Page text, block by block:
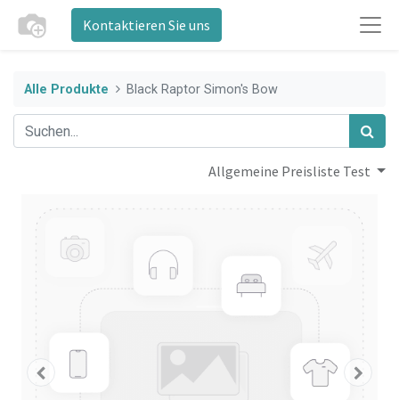
Kontaktieren Sie uns
Alle Produkte Black Raptor Simon's Bow
Allgemeine Preisliste Test